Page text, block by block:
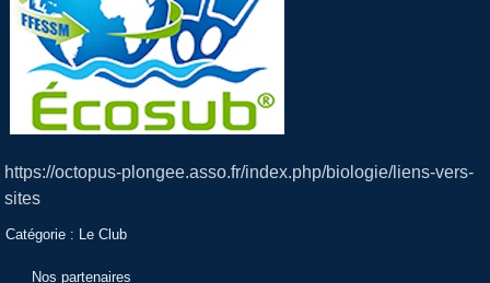
https://octopus-plongee.asso.fr/index.php/biologie/liens-vers-
sites
Catégorie : Le Club
Nos partenaires